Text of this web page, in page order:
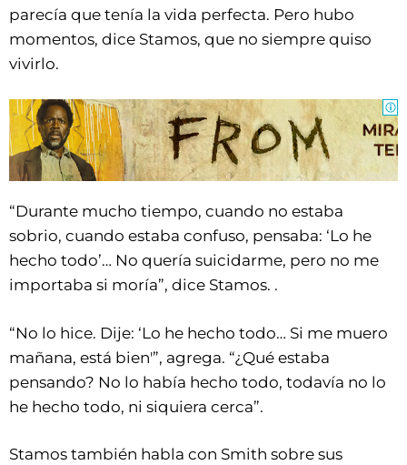
parecía que tenía la vida perfecta. Pero hubo
momentos, dice Stamos, que no siempre quiso
vivirlo.
“Durante mucho tiempo, cuando no estaba
sobrio, cuando estaba confuso, pensaba: ‘Lo he
hecho todo’… No quería suicidarme, pero no me
importaba si moría”, dice Stamos. .
“No lo hice. Dije: ‘Lo he hecho todo… Si me muero
mañana, está bien'”, agrega. “¿Qué estaba
pensando? No lo había hecho todo, todavía no lo
he hecho todo, ni siquiera cerca”.
Stamos también habla con Smith sobre sus